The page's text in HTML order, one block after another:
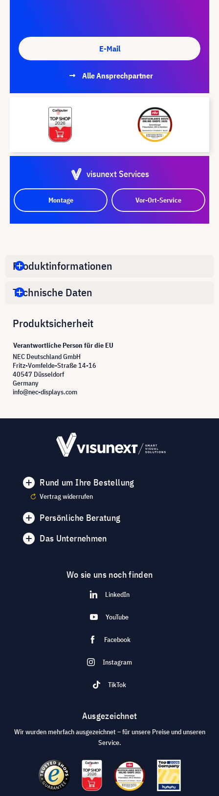
E-Mail
Alle Ansprechpartner
visunext Services
Montage Vor-Ort-Service
Produktinformationen
Technische Daten
Produktsicherheit
Verantwortliche Person für die EU
NEC Deutschland GmbH
Fritz-Vomfelde-Straße 14-16
40547 Düsseldorf
Germany
info@nec-displays.com
Rund um Ihre Bestellung
Vertrag widerrufen
Persönliche Beratung
Das Unternehmen
Wo sie uns noch finden
LinkedIn
YouTube
Facebook
Instagram
TikTok
Ausgezeichnet
Wir wurden mehrfach ausgezeichnet – für unsere Preise und unseren
Service.